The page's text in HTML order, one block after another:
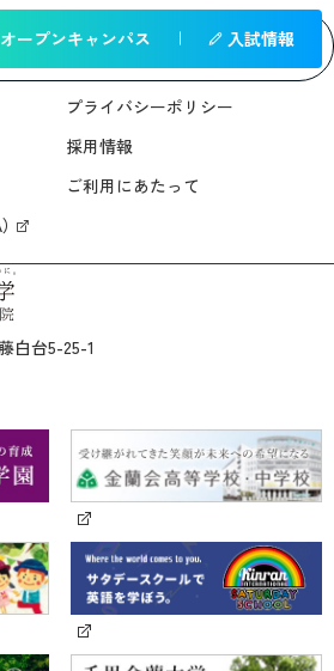
オープンキャンパス 入試情報
プライバシーポリシー
採用情報
ご利用にあたって
白台5-25-1